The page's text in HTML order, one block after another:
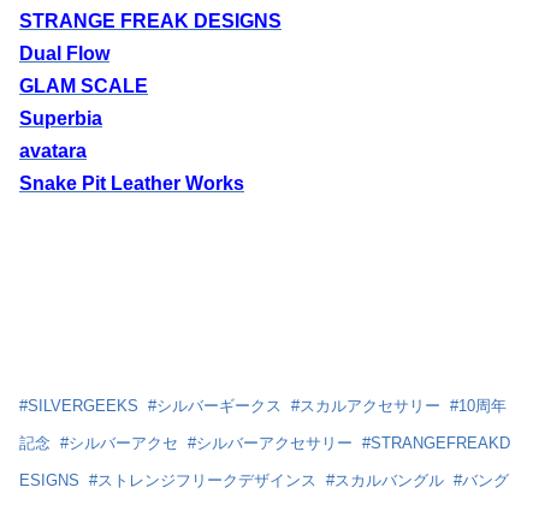
STRANGE FREAK DESIGNS
Dual Flow
GLAM SCALE
Superbia
avatara
Snake Pit Leather Works
#SILVERGEEKS #シルバーギークス #スカルアクセサリー #10周年
記念 #シルバーアクセ #シルバーアクセサリー #STRANGEFREAKD
ESIGNS #ストレンジフリークデザインス #スカルバングル #バング